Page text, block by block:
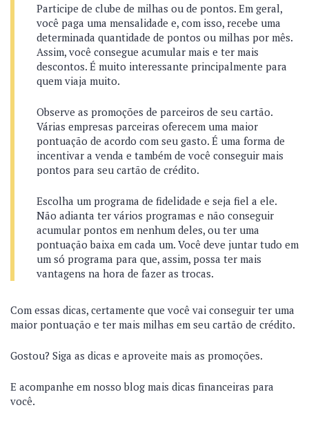
Participe de clube de milhas ou de pontos. Em geral,
você paga uma mensalidade e, com isso, recebe uma
determinada quantidade de pontos ou milhas por mês.
Assim, você consegue acumular mais e ter mais
descontos. É muito interessante principalmente para
quem viaja muito.
Observe as promoções de parceiros de seu cartão.
Várias empresas parceiras oferecem uma maior
pontuação de acordo com seu gasto. É uma forma de
incentivar a venda e também de você conseguir mais
pontos para seu cartão de crédito.
Escolha um programa de fidelidade e seja fiel a ele.
Não adianta ter vários programas e não conseguir
acumular pontos em nenhum deles, ou ter uma
pontuação baixa em cada um. Você deve juntar tudo em
um só programa para que, assim, possa ter mais
vantagens na hora de fazer as trocas.
Com essas dicas, certamente que você vai conseguir ter uma
maior pontuação e ter mais milhas em seu cartão de crédito.
Gostou? Siga as dicas e aproveite mais as promoções.
E acompanhe em nosso blog mais dicas financeiras para
você.